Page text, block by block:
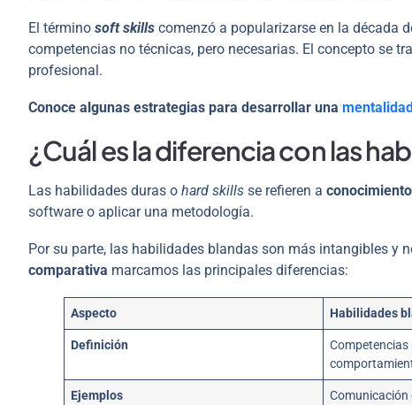
El término soft skills comenzó a popularizarse en la década
competencias no técnicas, pero necesarias. El concepto se
profesional.
Conoce algunas estrategias para desarrollar una
¿Cuál es la diferencia con las
Las habilidades duras o hard skills se refieren a
software o aplicar una metodología.
Por su parte, las habilidades blandas son más intangibles y
comparativa marcamos las principales diferencias:
Aspecto Habilidades
Definición
Competencias
Ejemplos
Comunicación